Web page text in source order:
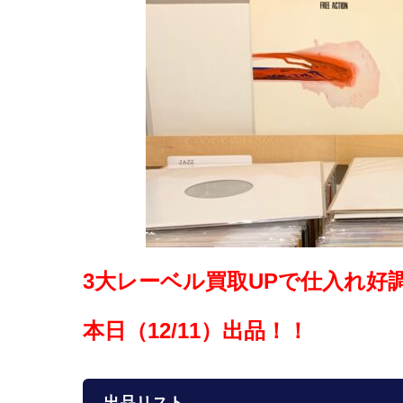
3大レーベル買取UPで仕入れ好
本日（12/11）出品！！